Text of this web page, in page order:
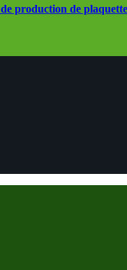
production de